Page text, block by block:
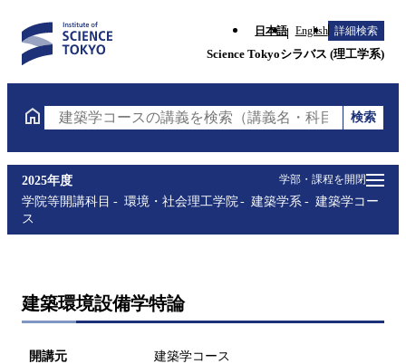
日本語 English 詳細検索
Science Tokyoシラバス (理工学系)
建築学コースの講義を検索（講義名・科目コード・担
検索
学部・課程を開閉
2025年度
学院等開講科目
環境・社会理工学院 建築学系
建築学コー
ス
建築環境設備学特論
開講元 建築学コース